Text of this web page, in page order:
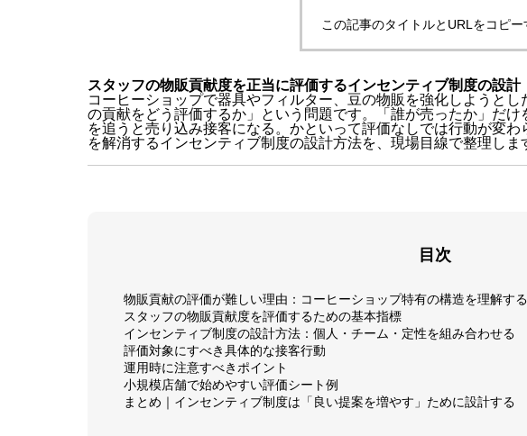
この記事のタイトルとURLをコピー
スタッフの物販貢献度を正当に評価するインセンティブ制度の設計
コーヒーショップで器具やフィルター、豆の物販を強化しようと
の貢献をどう評価するか」という問題です。「誰が売ったか」だ
を追うと売り込み接客になる。かといって評価なしでは行動が変
を解消するインセンティブ制度の設計方法を、現場目線で整理しま
目次
物販貢献の評価が難しい理由：コーヒーショップ特有の構造を理解する
スタッフの物販貢献度を評価するための基本指標
インセンティブ制度の設計方法：個人・チーム・定性を組み合わせる
評価対象にすべき具体的な接客行動
運用時に注意すべきポイント
小規模店舗で始めやすい評価シート例
まとめ｜インセンティブ制度は「良い提案を増やす」ために設計する